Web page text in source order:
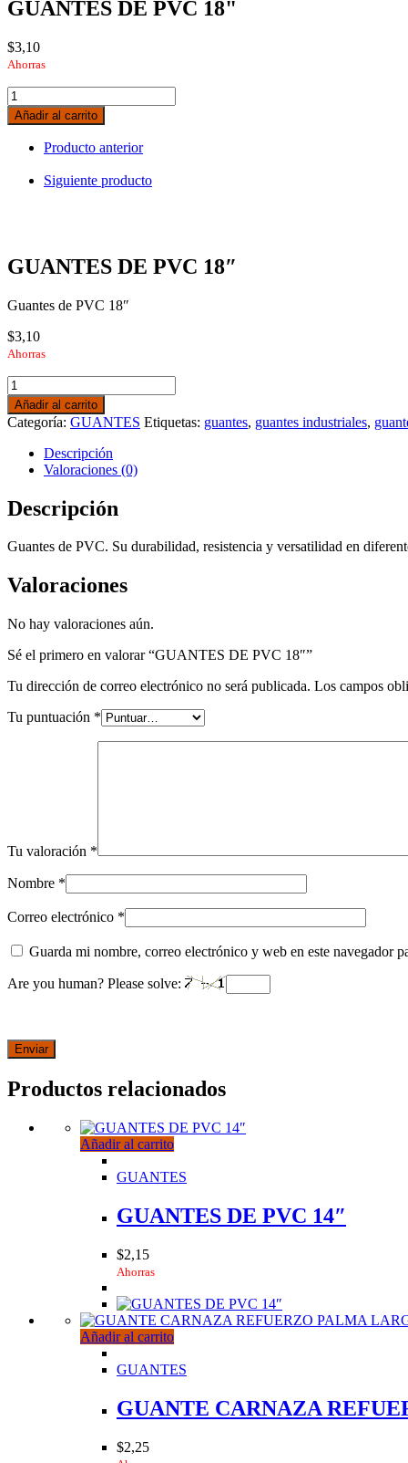
GUANTES DE PVC 18"
$3,10
Ahorras
GUANTES
DE
PVC
cantidad
Añadir al carrito
Producto anterior
Siguiente producto
GUANTES DE PVC 18″
Guantes de PVC 18″
$3,10
Ahorras
GUANTES
DE
PVC
18"
cantidad
Añadir al carrito
Categoría: GUANTES Etiquetas: guantes, guantes industriales,
Descripción
Valoraciones (0)
Descripción
Guantes de PVC. Su durabilidad, resistencia y versatilidad en
Valoraciones
No hay valoraciones aún.
Sé el primero en valorar “GUANTES DE PVC 18″”
Tu dirección de correo electrónico no será publicada. Los campos
Tu puntuación *
Tu valoración *
Nombre *
Correo electrónico *
Guarda mi nombre, correo electrónico y web en este navegador
Are you human? Please solve:
Productos relacionados
Añadir al carrito
GUANTES
GUANTES DE PVC 14″
$2,15
Ahorras
Añadir al carrito
GUANTES
GUANTE CARNAZA
$2,25